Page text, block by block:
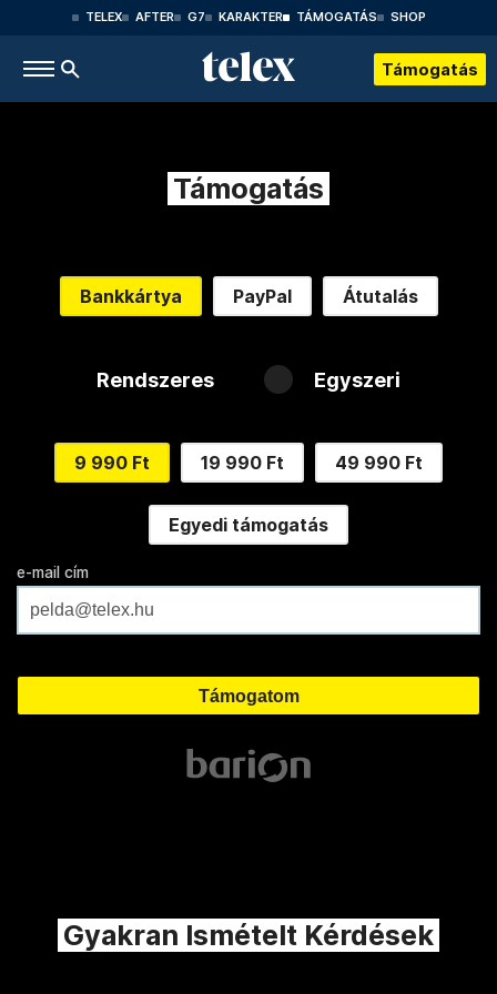
TELEX AFTER G7 KARAKTER TÁMOGATÁS SHOP
Támogatás
Támogatás
Bankkártya PayPal Átutalás
Rendszeres Egyszeri
9 990 Ft 19 990 Ft 49 990 Ft
Egyedi támogatás
e-mail cím
Gyakran Ismételt Kérdések